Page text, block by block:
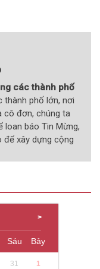
các thành phố
thành phố lớn, nơi
cô đơn, chúng ta
báo Tin Mừng,
để xây dựng cộng
Sáu Bảy
31 1